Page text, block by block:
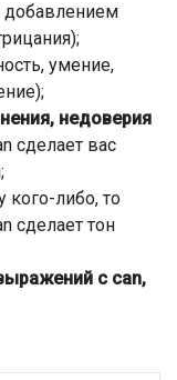
добавлением
умение,
недоверия
сделает вас
кого-либо, то
сделает тон
с can,